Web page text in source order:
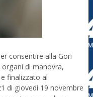
consentire alla Gori
organi di manovra,
finalizzato al
di giovedì 19 novembre